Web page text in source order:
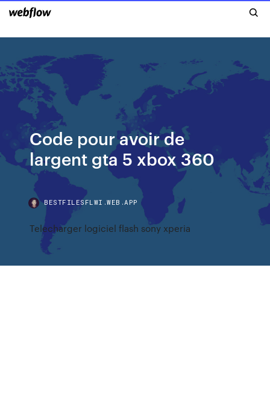
Code pour avoir de
largent gta 5 xbox 360
BESTFILESFLWI.WEB.APP
Telecharger logiciel flash sony xperia